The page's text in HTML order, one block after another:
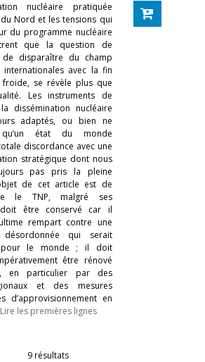
nucléaire pratiquée
Nord et les tensions qui
du programme nucléaire
que la question de
de disparaître du champ
internationales avec la fin
se révèle plus que
Les instruments de
dissémination nucléaire
adaptés, ou bien ne
qu’un état du monde
discordance avec une
stratégique dont nous
pas pris la pleine
de cet article est de
le TNP, malgré ses
doit être conservé car il
rempart contre une
désordonnée qui serait
pour le monde ; il doit
être rénové
en particulier par des
et des mesures
d’approvisionnement en
Lire les premières lignes
9 résultats